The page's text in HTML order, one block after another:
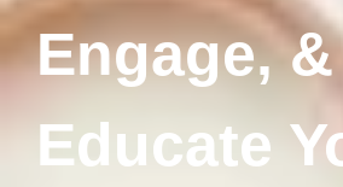
Engage, &
Educate